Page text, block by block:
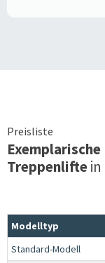
Preisliste
Treppenliftein
Modelltyp
Standard-Modell